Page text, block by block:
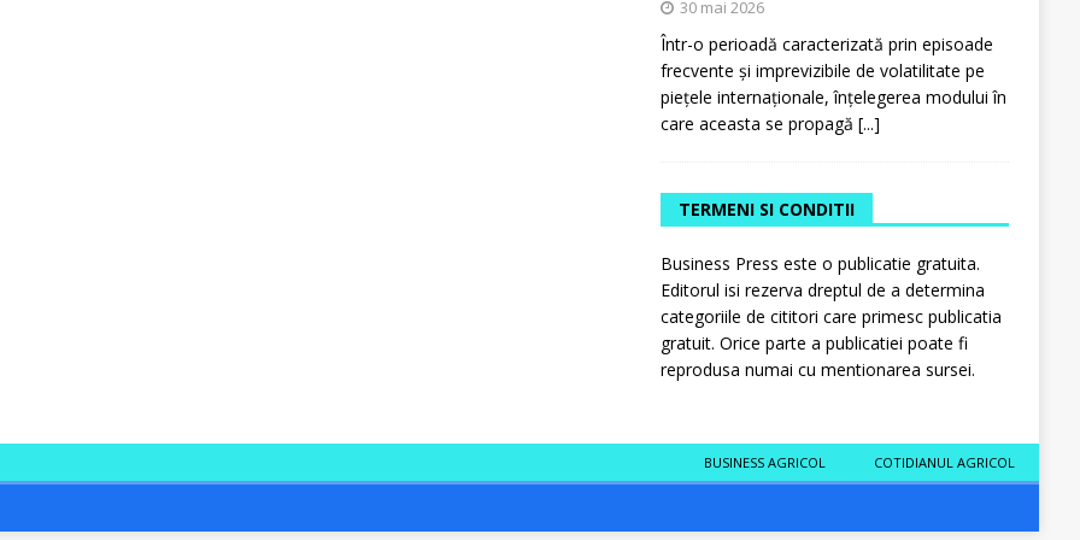
30 mai 2026
Într-o perioadă caracterizată prin episoade
frecvente și imprevizibile de volatilitate pe
piețele internaționale, înțelegerea modului în
care aceasta se propagă [...]
TERMENI SI CONDITII
Business Press este o publicatie gratuita.
Editorul isi rezerva dreptul de a determina
categoriile de cititori care primesc publicatia
gratuit. Orice parte a publicatiei poate fi
reprodusa numai cu mentionarea sursei.
BUSINESS AGRICOL COTIDIANUL AGRICOL